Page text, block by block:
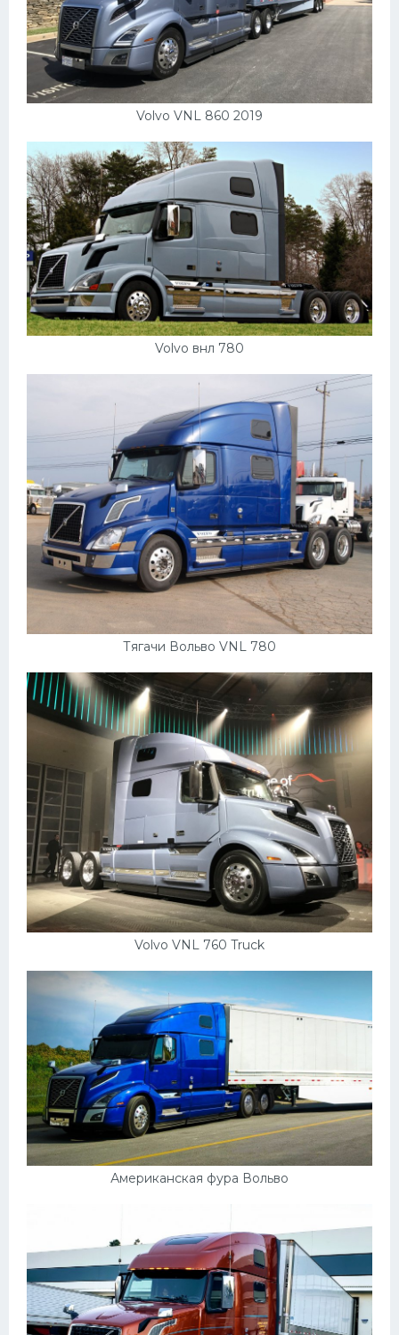
Volvo VNL 860 2019
Volvo внл 780
Тягачи Вольво VNL 780
Volvo VNL 760 Truck
Американская фура Вольво
Форд
Черри
Джили
Хавал
Инфинити
ЛУАЗ
Фиат
Ситроен
Субару
Опель
Крайслер
Порше
Самолеты
Корабли
Лодки
Шкода
Мазда
Самокаты
Велосипеды
Рено
Прогулочные суда
Хендай
Лимузины
Камаз
Хонда
Грузовики
Шевроле
УАЗ
Феррари
Поезда
Мотоциклы